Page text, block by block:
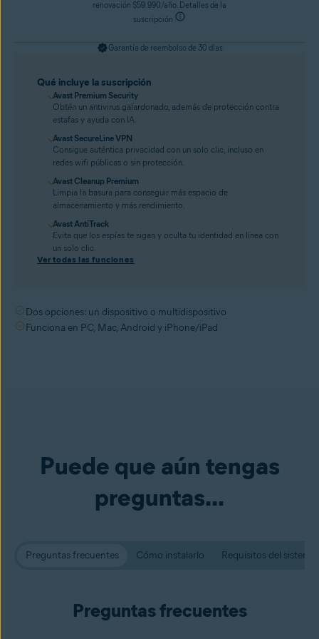
Qué incluye la suscripción
Avast Premium Security
Obtén un antivirus galardonado, además de protección contra
estafas y ayuda con IA.
Avast SecureLine VPN
Consigue auténtica privacidad con un solo clic, incluso en
redes wifi públicas o sin protección.
Avast Cleanup Premium
Limpia la basura para conseguir más espacio de
almacenamiento y más rendimiento.
Avast AntiTrack
Evita que los espías te sigan y oculta tu identidad en línea con
un solo clic.
Ver todas las funciones
renovación $59.990/año. Detalles de la
suscripción
Garantía de reembolso de 30 días
Dos opciones: un dispositivo o multidispositivo
Funciona en PC, Mac, Android y iPhone/iPad
Puede que aún tengas
preguntas...
Preguntas frecuentes Cómo instalarlo Requisitos del sistema
Preguntas frecuentes